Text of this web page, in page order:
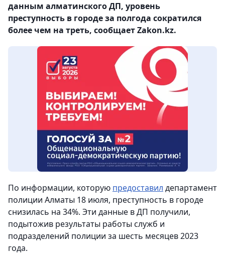
данным алматинского ДП, уровень
преступность в городе за полгода сократился
более чем на треть, сообщает Zakon.kz.
По информации, которую предоставил департамент
полиции Алматы 18 июля, преступность в городе
снизилась на 34%. Эти данные в ДП получили,
подытожив результаты работы служб и
подразделений полиции за шесть месяцев 2023
года.